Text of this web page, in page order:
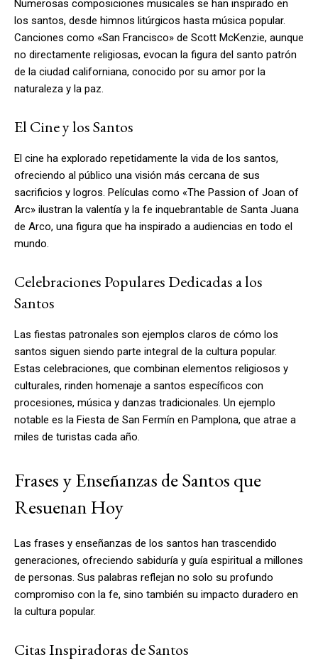
Numerosas composiciones musicales se han inspirado en
los santos, desde himnos litúrgicos hasta música popular.
Canciones como «San Francisco» de Scott McKenzie, aunque
no directamente religiosas, evocan la figura del santo patrón
de la ciudad californiana, conocido por su amor por la
naturaleza y la paz.
El Cine y los Santos
El cine ha explorado repetidamente la vida de los santos,
ofreciendo al público una visión más cercana de sus
sacrificios y logros. Películas como «The Passion of Joan of
Arc» ilustran la valentía y la fe inquebrantable de Santa Juana
de Arco, una figura que ha inspirado a audiencias en todo el
mundo.
Celebraciones Populares Dedicadas a los
Santos
Las fiestas patronales son ejemplos claros de cómo los
santos siguen siendo parte integral de la cultura popular.
Estas celebraciones, que combinan elementos religiosos y
culturales, rinden homenaje a santos específicos con
procesiones, música y danzas tradicionales. Un ejemplo
notable es la Fiesta de San Fermín en Pamplona, que atrae a
miles de turistas cada año.
Frases y Enseñanzas de Santos que
Resuenan Hoy
Las frases y enseñanzas de los santos han trascendido
generaciones, ofreciendo sabiduría y guía espiritual a millones
de personas. Sus palabras reflejan no solo su profundo
compromiso con la fe, sino también su impacto duradero en
la cultura popular.
Citas Inspiradoras de Santos